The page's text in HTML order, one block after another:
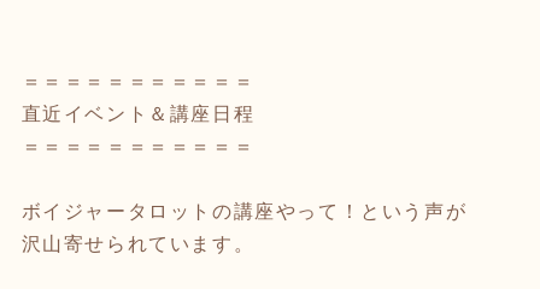
＝＝＝＝＝＝＝＝＝＝＝
直近イベント＆講座日程
＝＝＝＝＝＝＝＝＝＝＝
ボイジャータロットの講座やって！という声が
沢山寄せられています。